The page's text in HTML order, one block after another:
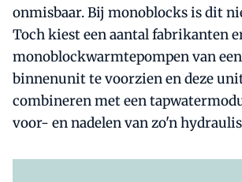
onmisbaar. Bij monoblocks is dit
Toch kiest een aantal fabrikanten
monoblockwarmtepompen van
binnenunit te voorzien en deze
combineren met een
voor- en nadelen van zo'n